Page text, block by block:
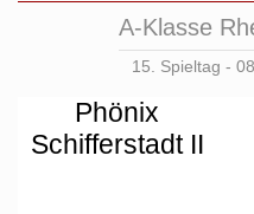
A-Klasse
15. Spieltag -
Phönix
Schifferstadt II